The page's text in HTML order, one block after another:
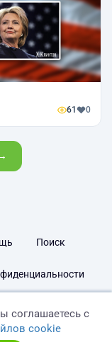
61 0
Поиск
соглашаетесь с
cookie